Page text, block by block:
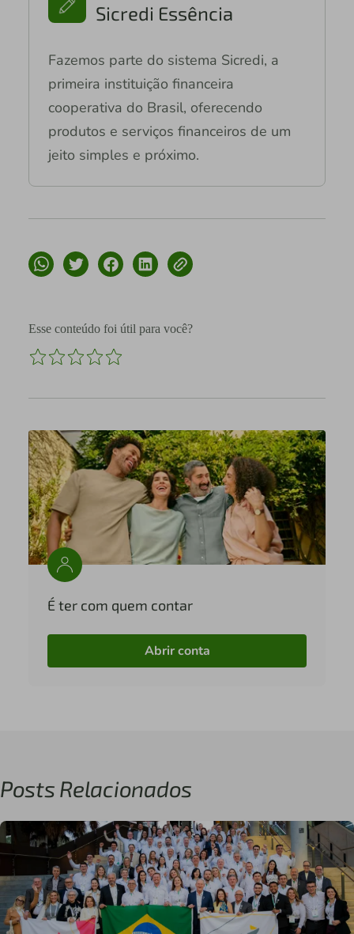
Sicredi Essência
Fazemos parte do sistema Sicredi, a
primeira instituição financeira
cooperativa do Brasil, oferecendo
produtos e serviços financeiros de um
jeito simples e próximo.
Esse conteúdo foi útil para você?
É ter com quem contar
Abrir conta
Posts Relacionados